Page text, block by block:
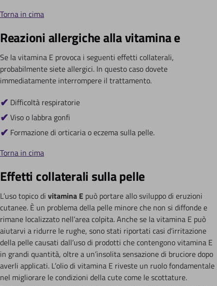
Torna in cima
Reazioni allergiche alla vitamina e
Se la vitamina E provoca i seguenti effetti collaterali,
probabilmente siete allergici. In questo caso dovete
immediatamente interrompere il trattamento.
Difficoltà respiratorie
Viso o labbra gonfi
Formazione di orticaria o eczema sulla pelle.
Torna in cima
Effetti collaterali sulla pelle
L’uso topico di vitamina E può portare allo sviluppo di eruzioni
cutanee. È un problema della pelle minore che non si diffonde e
rimane localizzato nell’area colpita. Anche se la vitamina E può
aiutarvi a ridurre le rughe, sono stati riportati casi d’irritazione
della pelle causati dall’uso di prodotti che contengono vitamina E
in grandi quantità, oltre a un’insolita sensazione di bruciore dopo
averli applicati. L’olio di vitamina E riveste un ruolo fondamentale
nel migliorare le condizioni della cute come le scottature.